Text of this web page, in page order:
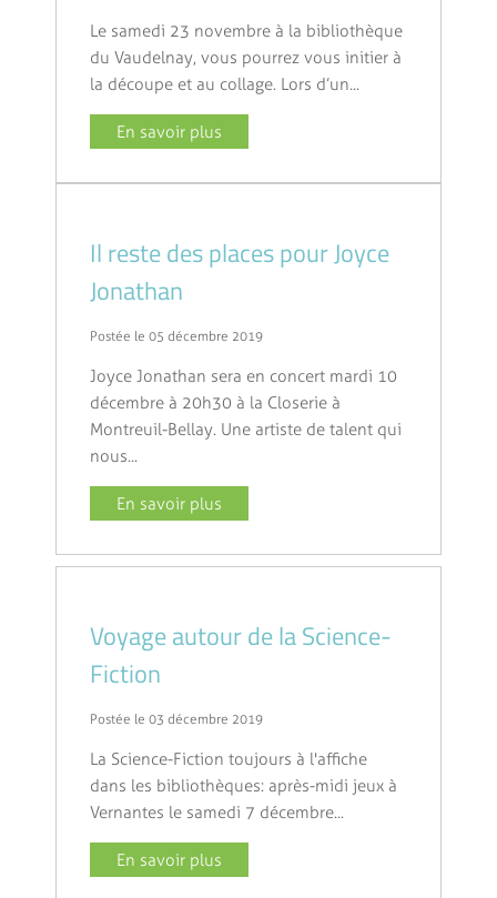
Le samedi 23 novembre à la bibliothèque
du Vaudelnay, vous pourrez vous initier à
la découpe et au collage. Lors d’un...
En savoir plus
Il reste des places pour Joyce
Jonathan
Postée le 05 décembre 2019
Joyce Jonathan sera en concert mardi 10
décembre à 20h30 à la Closerie à
Montreuil-Bellay. Une artiste de talent qui
nous...
En savoir plus
Voyage autour de la Science-
Fiction
Postée le 03 décembre 2019
La Science-Fiction toujours à l'affiche
dans les bibliothèques : après-midi jeux à
Vernantes le samedi 7 décembre...
En savoir plus